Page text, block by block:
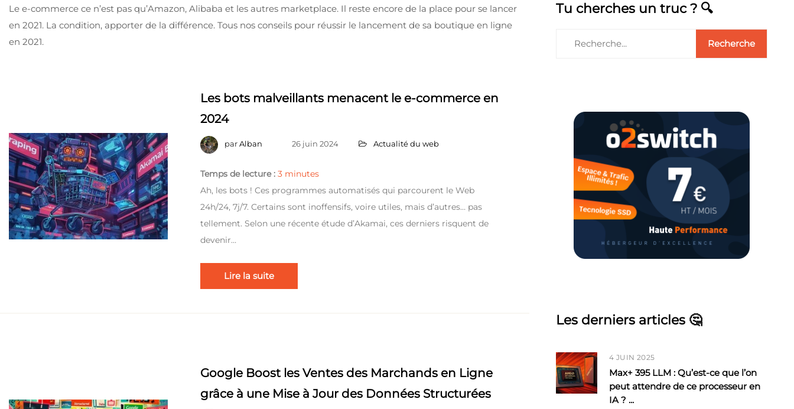
Le e-commerce ce n’est pas qu’Amazon, Alibaba et les autres marketplace. Il reste encore de la place pour se lancer
en 2021. La condition, apporter de la différence. Tous nos conseils pour réussir le lancement de sa boutique en ligne
en 2021.
Les bots malveillants menacent le e-commerce en
2024
parAlban 26 juin 2024 Actualité du web
Temps de lecture : 3 minutes
Ah, les bots ! Ces programmes automatisés qui parcourent le Web
24h/24, 7j/7. Certains sont inoffensifs, voire utiles, mais d’autres… pas
tellement. Selon une récente étude d’Akamai, ces derniers risquent de
devenir…
Lire la suite
Google Boost les Ventes des Marchands en Ligne
grâce à une Mise à Jour des Données Structurées
Tu cherches un truc ? 🔍
Les derniers articles 🤔
4 JUIN 2025
Max+ 395 LLM : Qu’est-ce que l’on
peut attendre de ce processeur en
IA ? ...